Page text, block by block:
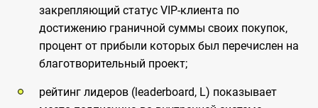
закрепляющий статус VIP-клиента по
достижению граничной суммы своих покупок,
процент от прибыли которых был перечислен на
благотворительный проект;
рейтинг лидеров (leaderboard, L) показывает